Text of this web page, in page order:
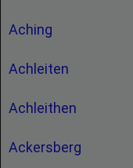
Aching
Achleiten
Achleithen
Ackersberg